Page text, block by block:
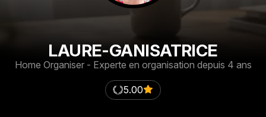
LAURE-GANISATRICE
Home Organiser - Experte en organisation depuis 4 ans
5.00